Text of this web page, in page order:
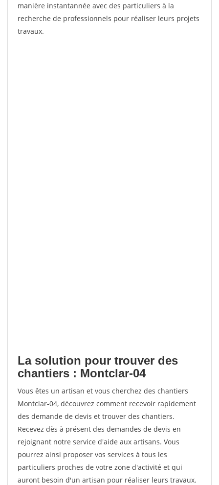
manière instantannée avec des particuliers à la
recherche de professionnels pour réaliser leurs projets
travaux.
La solution pour trouver des
chantiers : Montclar-04
Vous êtes un artisan et vous cherchez des chantiers
Montclar-04, découvrez comment recevoir rapidement
des demande de devis et trouver des chantiers.
Recevez dès à présent des demandes de devis en
rejoignant notre service d'aide aux artisans. Vous
pourrez ainsi proposer vos services à tous les
particuliers proches de votre zone d'activité et qui
auront besoin d'un artisan pour réaliser leurs travaux.